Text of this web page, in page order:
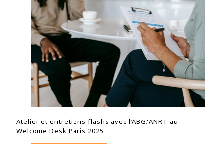
Atelier et entretiens flashs avec l’ABG/ANRT au
Welcome Desk Paris 2025